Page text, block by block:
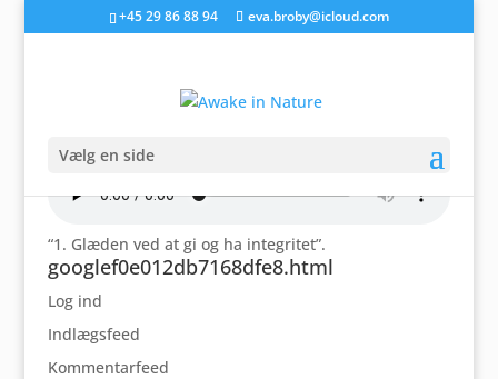
+45 29 86 88 94 eva.broby@icloud.com
Vælg en side
1. Glæden ved at gi og ha
integritet
“1. Glæden ved at gi og ha integritet”.
googlef0e012db7168dfe8.html
Log ind
Indlægsfeed
Kommentarfeed